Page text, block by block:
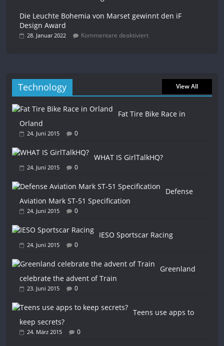
Die Leuchte Bohemia von Marset gewinnt den iF
Design Award
28. Januar 2022 Kommentare deaktiviert
Technology View All
Fat Tire Bike Race in
Orland
24. Juni 2015 0
WHAT IS GirlTalkHQ?
24. Juni 2015 0
Defense
Aviation Mark ST-51 Specification
24. Juni 2015 0
IESO Sportscar Racing
24. Juni 2015 0
Greenland
celebrate the advent of Train
23. Juni 2015 0
Teens use apps to
keep secrets?
24. März 2015 0